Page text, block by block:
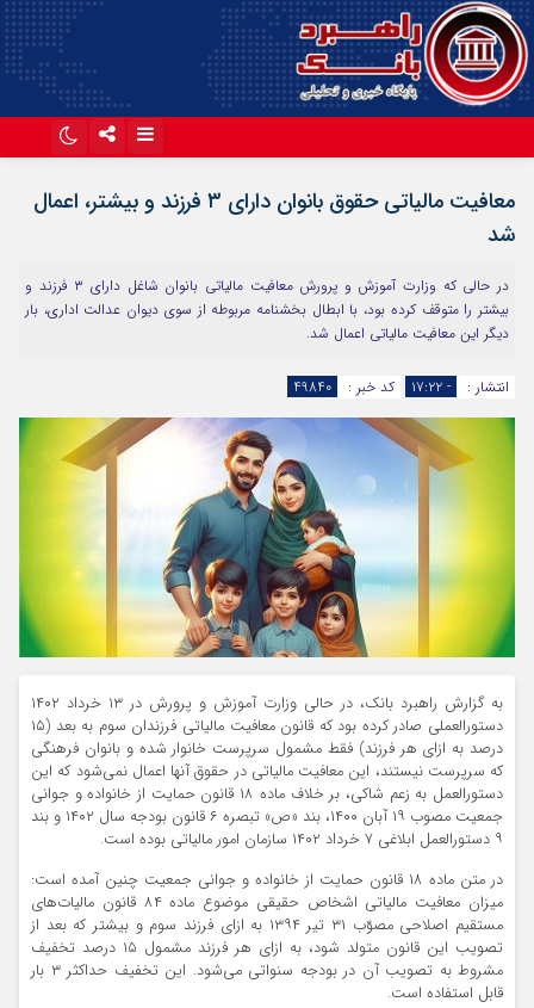
معافیت مالیاتی حقوق بانوان دارای ۳ فرزند و بیشتر، اعمال
شد
در حالی که وزارت آموزش و پرورش معافیت مالیاتی بانوان شاغل دارای ۳ فرزند و
بیشتر را متوقف کرده بود، با ابطال بخشنامه مربوطه از سوی دیوان عدالت اداری، بار
دیگر این معافیت مالیاتی اعمال شد.
انتشار : - ۱۷:۲۲ کد خبر : 49840
به گزارش راهبرد بانک، در حالی وزارت آموزش و پرورش در ۱۳ خرداد ۱۴۰۲
دستورالعملی صادر کرده بود که قانون معافیت مالیاتی فرزندان سوم به بعد (۱۵
درصد به ازای هر فرزند) فقط مشمول سرپرست خانوار شده و بانوان فرهنگی
که سرپرست نیستند، این معافیت مالیاتی در حقوق آنها اعمال نمی‌شود که این
دستورالعمل به زعم شاکی، بر خلاف ماده ۱۸ قانون حمایت از خانواده و جوانی
جمعیت مصوب ۱۹ آبان ۱۴۰۰، بند «ص» تبصره ۶ قانون بودجه سال ۱۴۰۲ و بند
۹ دستورالعمل ابلاغی ۷ خرداد ۱۴۰۲ سازمان امور مالیاتی بوده است.
در متن ماده ۱۸ قانون حمایت از خانواده و جوانی جمعیت چنین آمده است:
میزان معافیت مالیاتی اشخاص حقیقی موضوع ماده ۸۴ قانون مالیات‌های
مستقیم اصلاحی مصوّب ۳۱ تیر ۱۳۹۴ به ازای فرزند سوم و بیشتر که بعد از
تصویب این قانون متولد شود، به ازای هر فرزند مشمول ۱۵ درصد تخفیف
مشروط به تصویب آن در بودجه سنواتی می‌شود. این تخفیف حداکثر ۳ بار
قابل استفاده است.